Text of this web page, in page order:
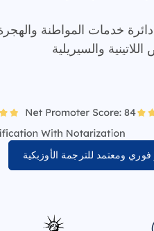
١٠٠٪ لدى دائرة خدمات المواطنة
والسيريلية
ومعتمد للترجمة الأوزبكية